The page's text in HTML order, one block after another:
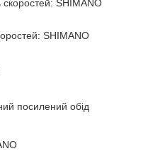
SHIMANO
SHIMANO
посилений обід